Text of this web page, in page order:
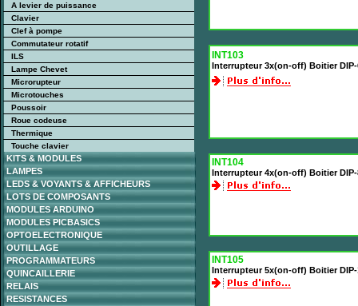
A levier de puissance
Clavier
Clef à pompe
Commutateur rotatif
ILS
Lampe Chevet
Microrupteur
Microtouches
Poussoir
Roue codeuse
Thermique
Touche clavier
KITS & MODULES
LAMPES
LEDS & VOYANTS & AFFICHEURS
LOTS DE COMPOSANTS
MODULES ARDUINO
MODULES PICBASICS
OPTOELECTRONIQUE
OUTILLAGE
PROGRAMMATEURS
QUINCAILLERIE
RELAIS
RESISTANCES
INT103
Interrupteur 3x(on-off) Boitier DIP-
INT104
Interrupteur 4x(on-off) Boitier DIP-
INT105
Interrupteur 5x(on-off) Boitier DIP-